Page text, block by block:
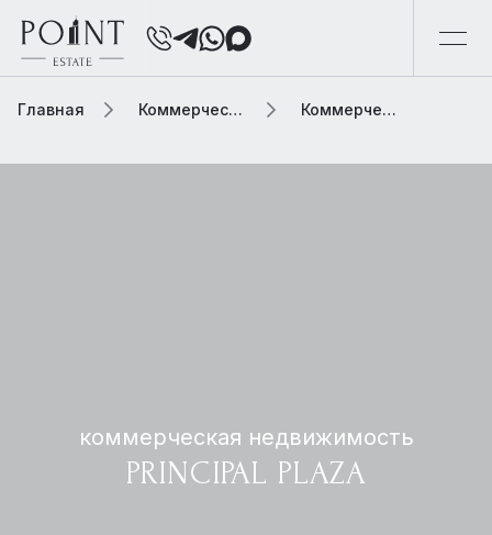
Главная Коммерческая недвижимость Коммерческая недвижимость principal plaza
коммерческая недвижимость
PRINCIPAL PLAZA